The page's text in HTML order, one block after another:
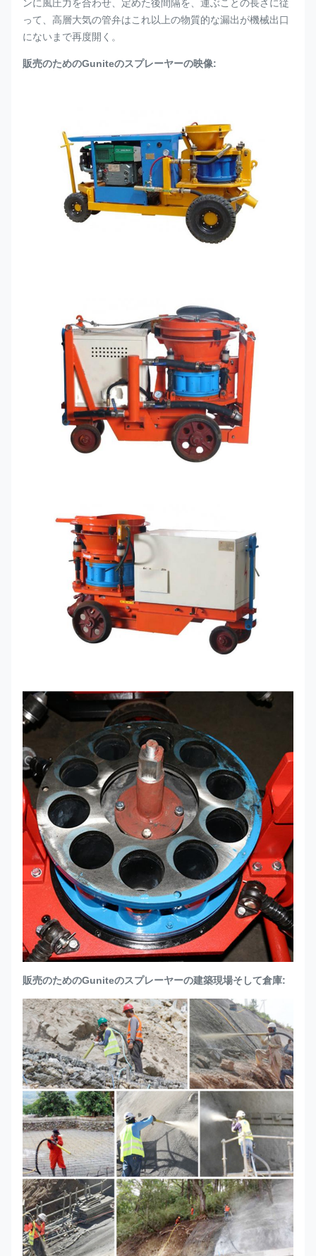
ンに風圧力を合わせ、定めた後間隔を、運ぶことの長さに従
って、高層大気の管弁はこれ以上の物質的な漏出が機械出口
にないまで再度開く。
販売のためのGuniteのスプレーヤーの映像:
販売のためのGuniteのスプレーヤーの建築現場そして倉庫: